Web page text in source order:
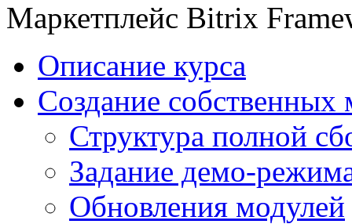
Маркетплейс Bitrix
Описание курса
Создание собственных
Структура полной
Задание демо-
Обновления модулей